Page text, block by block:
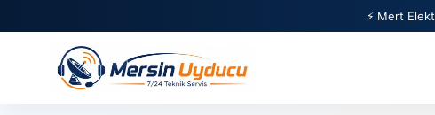
⚡ Mert